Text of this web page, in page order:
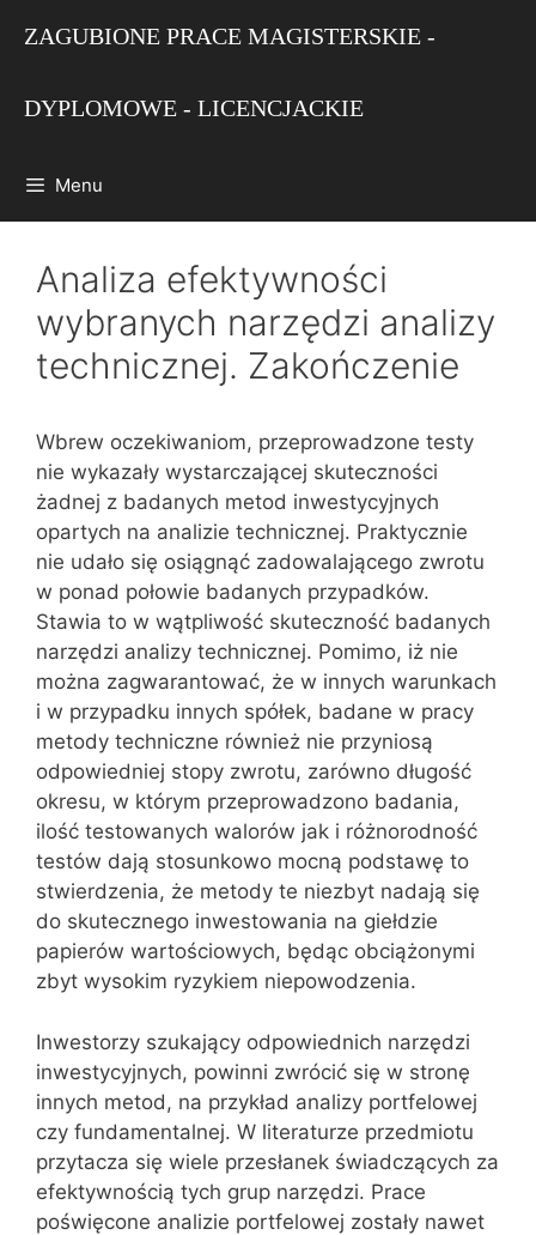
ZAGUBIONE PRACE MAGISTERSKIE -
DYPLOMOWE - LICENCJACKIE
Menu
Analiza efektywności
wybranych narzędzi analizy
technicznej. Zakończenie
Wbrew oczekiwaniom, przeprowadzone testy
nie wykazały wystarczającej skuteczności
żadnej z badanych metod inwestycyjnych
opartych na analizie technicznej. Praktycznie
nie udało się osiągnąć zadowalającego zwrotu
w ponad połowie badanych przypadków.
Stawia to w wątpliwość skuteczność badanych
narzędzi analizy technicznej. Pomimo, iż nie
można zagwarantować, że w innych warunkach
i w przypadku innych spółek, badane w pracy
metody techniczne również nie przyniosą
odpowiedniej stopy zwrotu, zarówno długość
okresu, w którym przeprowadzono badania,
ilość testowanych walorów jak i różnorodność
testów dają stosunkowo mocną podstawę to
stwierdzenia, że metody te niezbyt nadają się
do skutecznego inwestowania na giełdzie
papierów wartościowych, będąc obciążonymi
zbyt wysokim ryzykiem niepowodzenia.
Inwestorzy szukający odpowiednich narzędzi
inwestycyjnych, powinni zwrócić się w stronę
innych metod, na przykład analizy portfelowej
czy fundamentalnej. W literaturze przedmiotu
przytacza się wiele przesłanek świadczących za
efektywnością tych grup narzędzi. Prace
poświęcone analizie portfelowej zostały nawet